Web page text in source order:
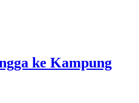
ke Kampung